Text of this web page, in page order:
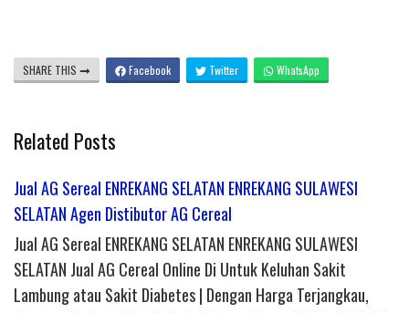
SHARE THIS Facebook Twitter WhatsApp
Related Posts
Jual AG Sereal ENREKANG SELATAN ENREKANG SULAWESI
SELATAN Agen Distibutor AG Cereal
Jual AG Sereal ENREKANG SELATAN ENREKANG SULAWESI
SELATAN Jual AG Cereal Online Di Untuk Keluhan Sakit
Lambung atau Sakit Diabetes | Dengan Harga Terjangkau,